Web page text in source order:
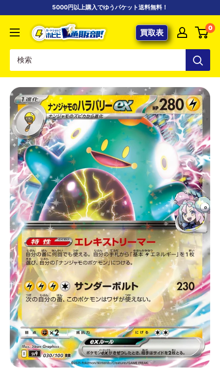
5000円以上購入でゆうパケット送料無料！
【ポ
ケ
専
門
店】
カ
ー
ド
シ
ョ
ッ
プ
ホ
ビ
ビ
通
販
部
買取表 0